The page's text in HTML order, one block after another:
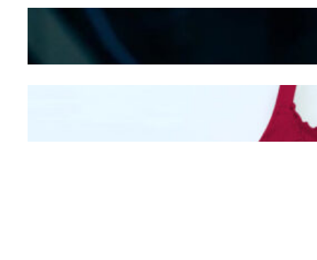
Kepribadian
Mengintip Kepribadian
Wanita Dari Warna Bra